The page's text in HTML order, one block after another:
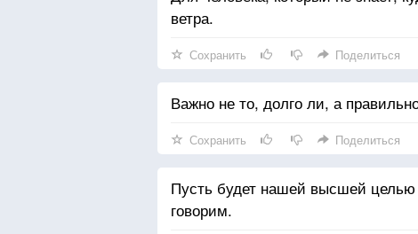
ветра.
Сохранить Поделиться
Важно не то, долго ли, а
Сохранить Поделиться
Пусть будет нашей высшей целью
говорим.